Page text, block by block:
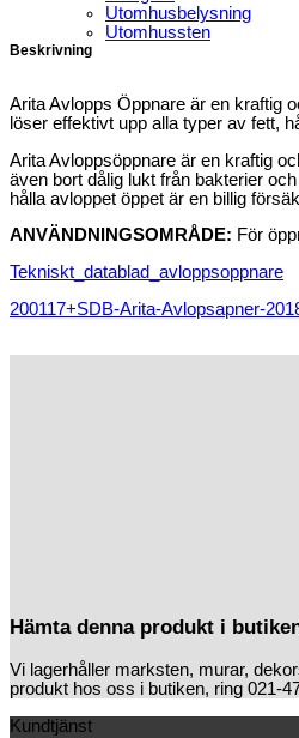
Utomhusbelysning
Utomhussten
Beskrivning
Arita Avlopps Öppnare är en kraftig
löser effektivt upp alla typer av fett,
Arita Avloppsöppnare är en kraftig
även bort dålig lukt från bakterier
hålla avloppet öppet är en billig
ANVÄNDNINGSOMRÅDE: För
Tekniskt_datablad_avloppsoppnare
200117+SDB-Arita-Avlopsapner-
Hämta denna produkt i
Vi lagerhåller marksten, murar,
produkt hos oss i butiken, ring 021-
Kundtjänst